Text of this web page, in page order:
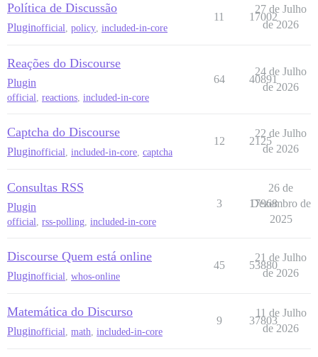
Política de Discussão
Pluginofficial policy included-in-core
11 17002
27 de Julho
de 2026
Reações do Discourse
Plugin
official, reactions, included-in-core
64 40891
24 de Julho
de 2026
Captcha do Discourse
Pluginofficial included-in-core captcha
12 2125
22 de Julho
de 2026
Consultas RSS
Plugin
official, rss-polling, included-in-core
3 17968
26 de
Dezembro de
2025
Discourse Quem está online
Pluginofficial whos-online
45 53880
21 de Julho
de 2026
Matemática do Discurso
Pluginofficial math included-in-core
9 37803
11 de Julho
de 2026